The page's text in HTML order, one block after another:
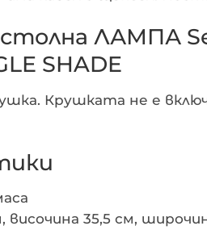
ЛАМПА
SHADE
Крушката не е
височина 35,5 см,